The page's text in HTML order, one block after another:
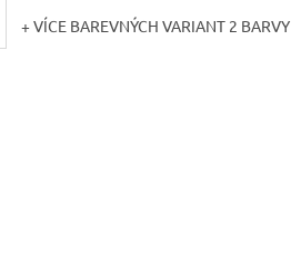
+ VÍCE BAREVNÝCH VARIANT 2 BARVY